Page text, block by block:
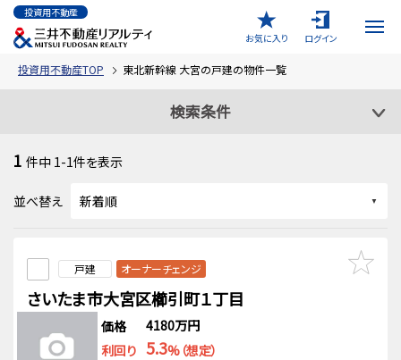
投資用不動産
お気に入り
ログイン
投資用不動産TOP 東北新幹線 大宮の戸建の物件一覧
検索条件
1 件中 1-1件を表示
並べ替え
戸建 オーナーチェンジ
さいたま市大宮区櫛引町１丁目
価格
4180万円
利回り 5.3%（想定）